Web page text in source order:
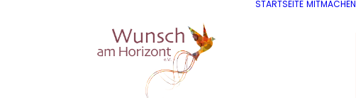
STARTSEITE MITMACHEN